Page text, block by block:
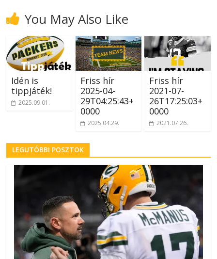
You May Also Like
Idén is
tippjáték!
2025.09.01.
Friss hír
2025-04-
29T04:25:43+
0000
2025.04.29.
Friss hír
2021-07-
26T17:25:03+
0000
2021.07.26.
LEGUTÓBBI POSZTOK